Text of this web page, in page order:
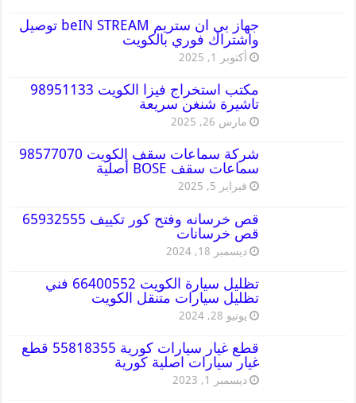
جهاز بي ان ستريم beIN STREAM توصيل
واشتراك فوري بالكويت
أكتوبر 1, 2025
مكتب استخراج فيزا الكويت 98951133
تاشيرة شنغن سريعة
مارس 26, 2025
شركة سماعات سقف الكويت 98577070
سماعات سقف BOSE أصلية
فبراير 5, 2025
قص خرسانه وفتح كور تكييف 65932555
قص خرسانات
ديسمبر 18, 2024
تظليل سيارة الكويت 66400552 فني
تظليل سيارات متنقل الكويت
يونيو 28, 2024
قطع غيار سيارات كورية 55818355 قطع
غيار سيارات اصلية كورية
ديسمبر 1, 2023